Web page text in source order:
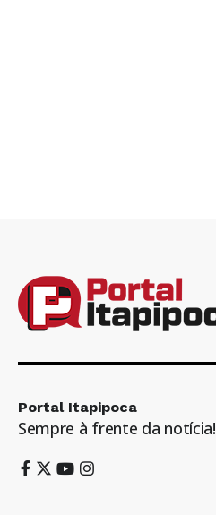
Portal Itapipoca
Sempre à frente da notícia!